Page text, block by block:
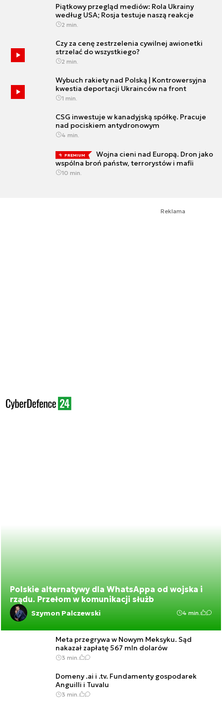
Piątkowy przegląd mediów: Rola Ukrainy
według USA; Rosja testuje naszą reakcje
2 min.
Czy za cenę zestrzelenia cywilnej awionetki
strzelać do wszystkiego?
2 min.
Wybuch rakiety nad Polską | Kontrowersyjna
kwestia deportacji Ukrainców na front
1 min.
CSG inwestuje w kanadyjską spółkę. Pracuje
nad pociskiem antydronowym
4 min.
PREMIUM
Wojna cieni nad Europą. Dron jako
wspólna broń państw, terrorystów i mafii
10 min.
Reklama
Polskie alternatywy dla WhatsAppa od wojska i
rządu. Przełom w komunikacji służb
Szymon Palczewski 4 min.
Meta przegrywa w Nowym Meksyku. Sąd
nakazał zapłatę 567 mln dolarów
3 min.
Domeny .ai i .tv. Fundamenty gospodarek
Anguilli i Tuvalu
3 min.